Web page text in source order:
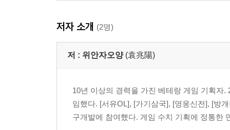
저자 소개 (2명)
저 : 위안자오양 (袁兆陽)
10년 이상의 경력을 가진 베테랑 게임 기획자
임했다. [서유OL], [가기삼국], [영웅신전], [방
구개발에 참여했다. 게임 수치 기획에 정통한